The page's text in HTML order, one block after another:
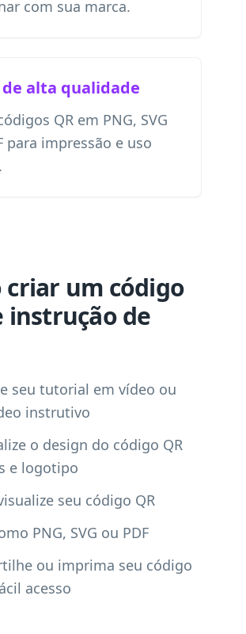
com sua marca.
de alta qualidade
QR em PNG, SVG
para impressão e uso
criar um código
instrução de
seu tutorial em vídeo ou
instrutivo
o design do código QR
e logotipo
seu código QR
PNG, SVG ou PDF
ou imprima seu código
acesso